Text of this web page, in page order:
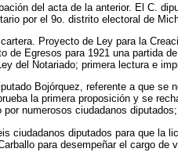
del acta de la anterior. El C.
por el 9o. distrito electoral de
Proyecto de Ley para la
de Egresos para 1921 una partida
del Notariado; primera lectura e
Bojórquez, referente a que se
la primera proposición y se
por numerosos ciudadanos
ciudadanos diputados para que la
para desempeñar el cargo